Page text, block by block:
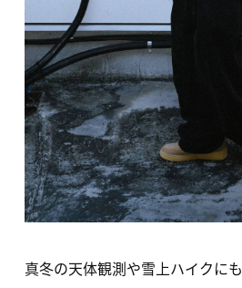
真冬の天体観測や雪上ハイクに